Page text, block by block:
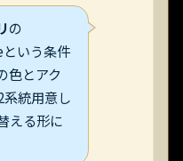
の
いう条件
色とアク
統用意し
える形に